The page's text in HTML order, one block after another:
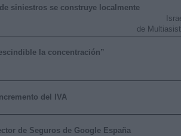
siniestros se construye localmente
de
la concentración”
del IVA
de Seguros de Google España